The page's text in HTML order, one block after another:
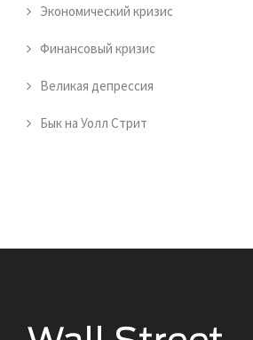
Экономический кризис
Финансовый кризис
Великая депрессия
Бык на Уолл Стрит